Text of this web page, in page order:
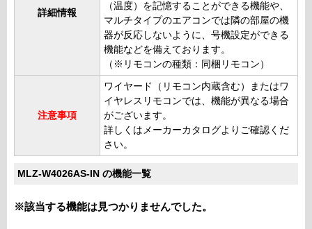
詳細情報
（温度）を記憶することができる機能や、
マルチタイプのエアコンでは隣の部屋の機
器が反応しないように、号機設定ができる
機能などを備えております。
（※リモコンの種類：同梱リモコン）
注意事項
ワイヤード（リモコン内蔵含む）またはワ
イヤレスリモコンでは、機能が異なる場合
がございます。
詳しくはメーカーカタログよりご確認くだ
さい。
MLZ-W4026AS-IN の機能一覧
※該当する機能は見つかりませんでした。